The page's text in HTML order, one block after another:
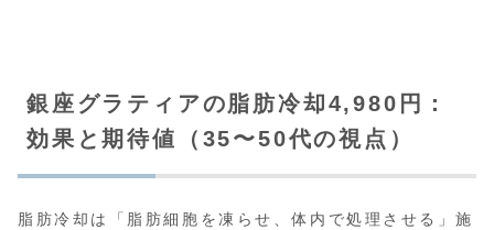
銀座グラティアの脂肪冷却4,980円：
効果と期待値（35〜50代の視点）
脂肪冷却は「脂肪細胞を凍らせ、体内で処理させる」施